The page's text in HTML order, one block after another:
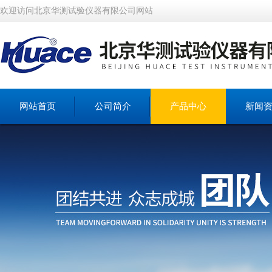
欢迎访问北京华测试验仪器有限公司网站
网站首页 公司简介 产品中心 新闻